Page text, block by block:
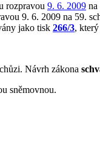
rozpravou 9. 6. 2009 na
9. 6. 2009 na 59.
jako tisk 266/3,
Návrh zákona
sněmovnou.